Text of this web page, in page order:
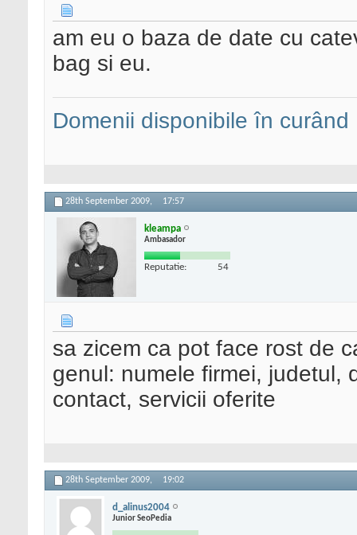
am eu o baza de date cu
bag si eu.
Domenii disponibile în curând
28th September 2009, 17:57
kleampa
Ambasador
Reputatie: 54
sa zicem ca pot face rost de
genul: numele firmei, judetul,
contact, servicii oferite
28th September 2009, 19:02
d_alinus2004
Junior SeoPedia